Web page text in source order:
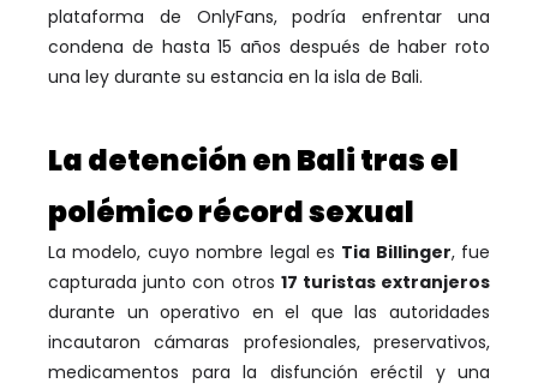
plataforma de OnlyFans, podría enfrentar una
condena de hasta 15 años después de haber roto
una ley durante su estancia en la isla de Bali.
La detención en Bali tras el
polémico récord sexual
La modelo, cuyo nombre legal es Tia Billinger, fue
capturada junto con otros 17 turistas extranjeros
durante un operativo en el que las autoridades
incautaron cámaras profesionales, preservativos,
medicamentos para la disfunción eréctil y una